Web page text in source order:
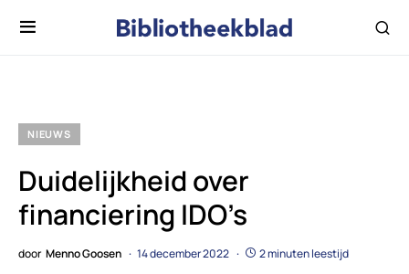
NIEUWS
Duidelijkheid over
financiering IDO’s
door Menno Goosen 14 december 2022 2 minuten leestijd